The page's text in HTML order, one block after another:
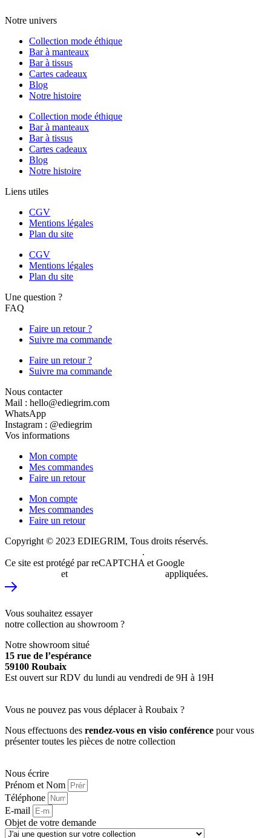
Notre univers
Collection mode éthique
Bar à manteaux
Bar à tissus
Cartes cadeaux
Blog
Notre histoire
Collection mode éthique
Bar à manteaux
Bar à tissus
Cartes cadeaux
Blog
Notre histoire
Liens utiles
CGV
Mentions légales
Plan du site
CGV
Mentions légales
Plan du site
Une question ?
FAQ
Faire un retour ?
Suivre ma commande
Faire un retour ?
Suivre ma commande
Nous contacter
Mail : hello@ediegrim.com
WhatsApp
Instagram : @ediegrim
Vos informations
Mon compte
Mes commandes
Faire un retour
Mon compte
Mes commandes
Faire un retour
Copyright © 2023 EDIEGRIM, Tous droits réservés.
.
Ce site est protégé par reCAPTCHA et Google
et appliquées.
Vous souhaitez essayer
notre collection au showroom ?
Notre showroom situé
15 rue de l’espérance
59100 Roubaix
Est ouvert sur RDV du lundi au vendredi de 9H à 19H
Vous ne pouvez pas vous déplacer à Roubaix ?
Nous effectuons des rendez-vous en visio conférence pour vous
présenter toutes les pièces de notre collection
Nous écrire
Prénom et Nom
Téléphone
E-mail
Objet de votre demande